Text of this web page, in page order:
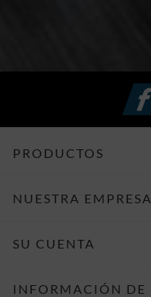
PRODUCTOS
NUESTRA EMPRESA
SU CUENTA
INFORMACIÓN DE